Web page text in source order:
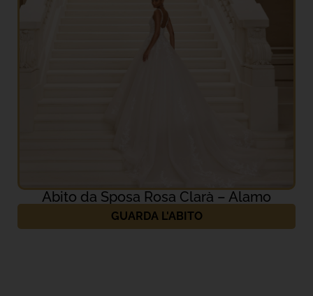
Abito da Sposa Rosa Clarà – Alamo
GUARDA L'ABITO